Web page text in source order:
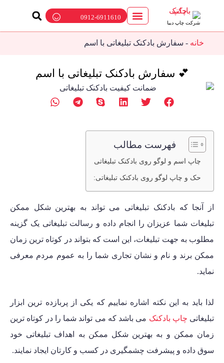
شرکت چاپ دیبا
0912-6911610
خانه - سفارش بادکنک تبلیغاتی با اسم
💕 سفارش بادکنک تبلیغاتی با اسم
فهرست مطالب
چاپ اسم و لوگو روی بادکنک تبلیغاتی
حک و چاپ لوگو روی بادکنک تبلیغاتی:
از آنجا که بادکنک تبلیغاتی می تواند به بهترین شکل ممکن
تبلیغات شما عزیزان را انجام داده و رسالت تبلیغاتی یک گزینه
مطلوب به جهت تبلیغات، این است که بتواند در کوتاه ترین زمان
ممکن برند و نام و نشان تجاری شما را به عموم مردم معرفی
نماید.
لذا باید به این نکته اشاره نماییم که یکی از پربازده ترین ابزار
تبلیغاتی چاپ بادکنک می باشد که می تواند شما را در کوتاه ترین
زمان ممکن و به بهترین شکل ممکن به اهداف تبلیغاتی خود
سوق داده و پیشرفت چشمگیری در کسب و کارتان ایجاد نمایند.